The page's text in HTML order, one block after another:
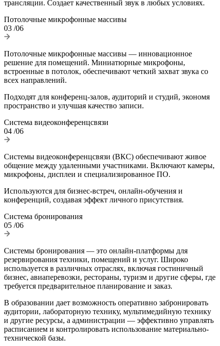
трансляции. Создает качественный звук в любых условиях.
Потолочные микрофонные массивы
03 /06
Потолочные микрофонные массивы — инновационное
решение для помещений. Миниатюрные микрофоны,
встроенные в потолок, обеспечивают четкий захват звука со
всех направлений.
Подходят для конференц-залов, аудиторий и студий, экономя
пространство и улучшая качество записи.
Система видеоконференцсвязи
04 /06
Системы видеоконференцсвязи (ВКС) обеспечивают живое
общение между удаленными участниками. Включают камеры,
микрофоны, дисплеи и специализированное ПО.
Используются для бизнес-встреч, онлайн-обучения и
конференций, создавая эффект личного присутствия.
Система бронирования
05 /06
Системы бронирования — это онлайн-платформы для
резервирования техники, помещений и услуг. Широко
используется в различных отраслях, включая гостиничный
бизнес, авиаперевозки, рестораны, туризм и другие сферы, где
требуется предварительное планирование и заказ.
В образовании дает возможность оперативно забронировать
аудитории, лабораторную технику, мультимедийную технику
и другие ресурсы, а администрации — эффективно управлять
расписанием и контролировать использование материально-
технической базы.